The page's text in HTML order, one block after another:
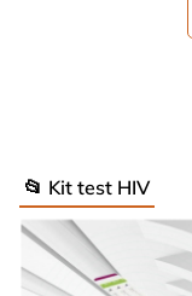
📂 Kit test HIV